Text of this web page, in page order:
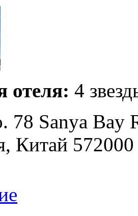
отеля: 4
78 Sanya Bay
Китай 572000